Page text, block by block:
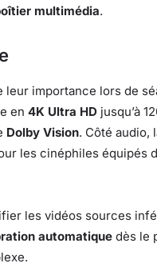
multimédia.
importance lors de
en 4K Ultra HD jusqu’à
Dolby Vision. Côté audio,
les cinéphiles équipés
les vidéos sources
automatique dès le